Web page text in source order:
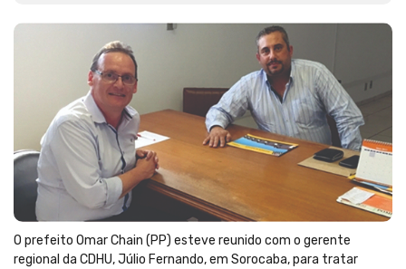
O prefeito Omar Chain (PP) esteve reunido com o gerente
regional da CDHU, Júlio Fernando, em Sorocaba, para tratar